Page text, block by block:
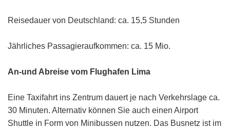
Reisedauer von Deutschland: ca. 15,5 Stunden
Jährliches Passagieraufkommen: ca. 15 Mio.
An-und Abreise vom Flughafen Lima
Eine Taxifahrt ins Zentrum dauert je nach Verkehrslage ca.
30 Minuten. Alternativ können Sie auch einen Airport
Shuttle in Form von Minibussen nutzen. Das Busnetz ist im